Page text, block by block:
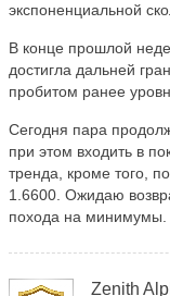
экспоненциальной
В конце прошлой
достигла дальней
пробитом ранее
Сегодня пара
при этом входить в
тренда, кроме того,
1.6600. Ожидаю
похода на минимумы.
Zenith